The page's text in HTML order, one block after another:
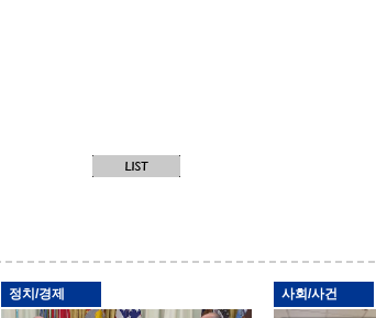
정치/경제 사회/사건